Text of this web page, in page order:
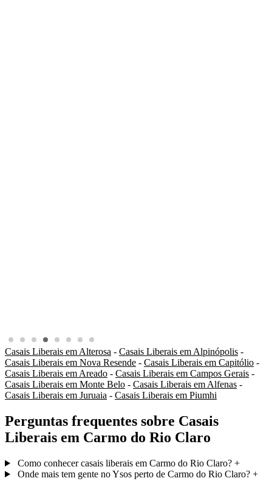
Casais Liberais em Alterosa - Casais Liberais em Alpinópolis -
Casais Liberais em Nova Resende - Casais Liberais em Capitólio -
Casais Liberais em Areado - Casais Liberais em Campos Gerais -
Casais Liberais em Monte Belo - Casais Liberais em Alfenas -
Casais Liberais em Juruaia - Casais Liberais em Piumhi
Perguntas frequentes sobre Casais
Liberais em Carmo do Rio Claro
Como conhecer casais liberais em Carmo do Rio Claro? +
Onde mais tem gente no Ysos perto de Carmo do Rio Claro? +